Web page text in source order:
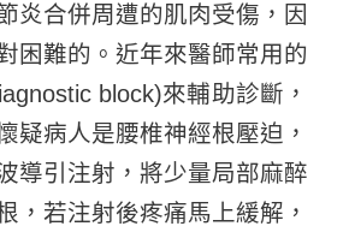
炎合併周遭的肌肉受傷，因
困難的。近年來醫師常用的
block)來輔助診斷，
疑病人是腰椎神經根壓迫，
導引注射，將少量局部麻醉
，若注射後疼痛馬上緩解，